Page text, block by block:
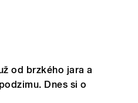
od brzkého jara a
Dnes si o